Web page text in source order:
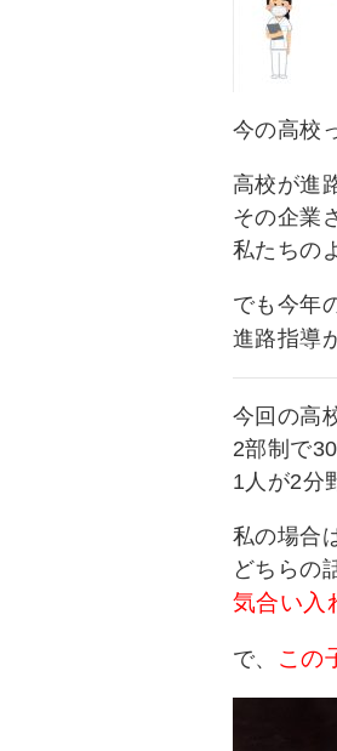
今の高校
高校が進
その企業
私たちの
でも今年
進路指導
今回の高
2部制で
1人が2分
私の場合
どちらの
気合い入
で、 この